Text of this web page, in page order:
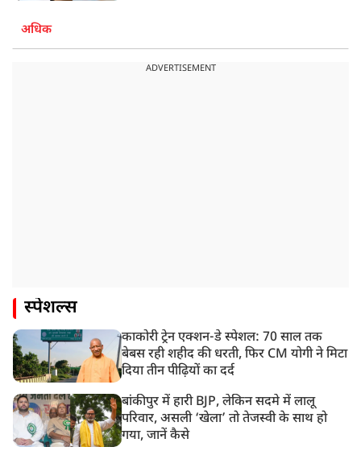
अधिक
ADVERTISEMENT
स्पेशल्स
काकोरी ट्रेन एक्शन-डे स्पेशल: 70 साल तक
बेबस रही शहीद की धरती, फिर CM योगी ने मिटा
दिया तीन पीढ़ियों का दर्द
बांकीपुर में हारी BJP, लेकिन सदमे में लालू
परिवार, असली ‘खेला’ तो तेजस्वी के साथ हो
गया, जानें कैसे